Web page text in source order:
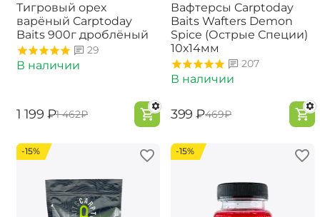
Тигровый орех
варёный Carptoday
Baits 900г дроблёный
29
В наличии
‍1 199‍ ₽‍1 462‍₽
Вафтерсы Carptoday
Baits Wafters Demon
Spice (Острые Специи)
10х14мм
207
В наличии
‍399‍ ₽‍469‍₽
-15% -15%